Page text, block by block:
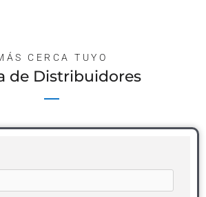
CERCA TUYO
de Distribuidores